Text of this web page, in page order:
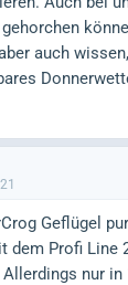
auch
Geflügel
Profi Line
nur in